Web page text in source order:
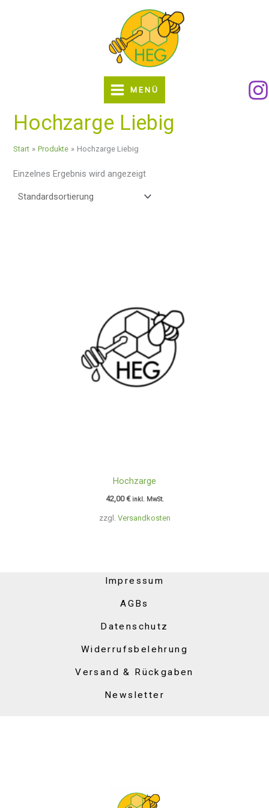
MENÜ
Hochzarge Liebig
Start Produkte Hochzarge Liebig
Einzelnes Ergebnis wird angezeigt
zzgl. Versandkosten
Hochzarge
42,00€ inkl. MwSt.
Impressum
AGBs
Datenschutz
Widerrufsbelehrung
Versand & Rückgaben
Newsletter